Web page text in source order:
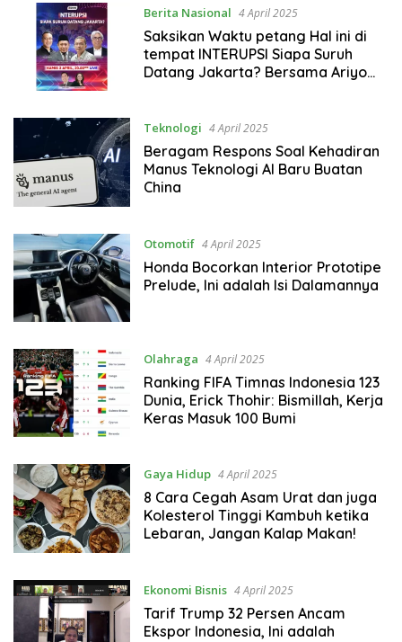
Berita Nasional 4 April 2025
Saksikan Waktu petang Hal ini di
tempat INTERUPSI Siapa Suruh
Datang Jakarta? Bersama Ariyo
area iNews
Teknologi 4 April 2025
Beragam Respons Soal Kehadiran
Manus Teknologi AI Baru Buatan
China
Otomotif 4 April 2025
Honda Bocorkan Interior Prototipe
Prelude, Ini adalah Isi Dalamannya
Olahraga 4 April 2025
Ranking FIFA Timnas Indonesia 123
Dunia, Erick Thohir: Bismillah, Kerja
Keras Masuk 100 Bumi
Gaya Hidup 4 April 2025
8 Cara Cegah Asam Urat dan juga
Kolesterol Tinggi Kambuh ketika
Lebaran, Jangan Kalap Makan!
Ekonomi Bisnis 4 April 2025
Tarif Trump 32 Persen Ancam
Ekspor Indonesia, Ini adalah